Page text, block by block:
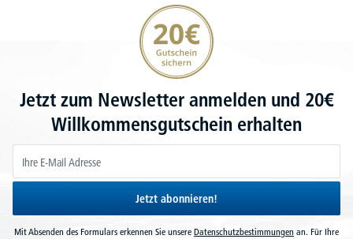
20€ Gutschein sichern
Jetzt zum Newsletter anmelden und 20€
Willkommensgutschein erhalten
Jetzt abonnieren!
Mit Absenden des Formulars erkennen Sie unsere Datenschutzbestimmungen an. Für Ihre